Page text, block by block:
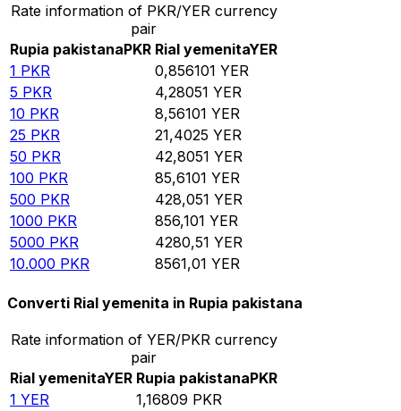
Rate information of PKR/YER currency
pair
Rupia pakistanaPKR Rial yemenitaYER
1 PKR 0,856101 YER
5 PKR 4,28051 YER
10 PKR 8,56101 YER
25 PKR 21,4025 YER
50 PKR 42,8051 YER
100 PKR 85,6101 YER
500 PKR 428,051 YER
1000 PKR 856,101 YER
5000 PKR 4280,51 YER
10.000 PKR 8561,01 YER
Converti Rial yemenita in Rupia pakistana
Rate information of YER/PKR currency
pair
Rial yemenitaYER Rupia pakistanaPKR
1 YER 1,16809 PKR